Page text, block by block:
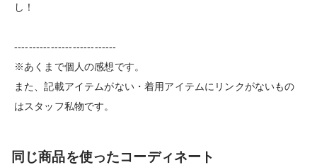
し！
----------------------------
※あくまで個人の感想です。
また、記載アイテムがない・着用アイテムにリンクがないもの
はスタッフ私物です。
同じ商品を使ったコーディネート